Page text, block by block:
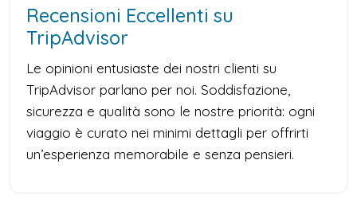
Recensioni Eccellenti su
TripAdvisor
Le opinioni entusiaste dei nostri clienti su
TripAdvisor parlano per noi. Soddisfazione,
sicurezza e qualità sono le nostre priorità: ogni
viaggio è curato nei minimi dettagli per offrirti
un’esperienza memorabile e senza pensieri.